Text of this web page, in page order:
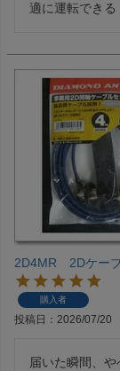
適に運転できる
2D4MR 2Dケー
購入者
投稿日 2026/07/20
届いた瞬間、